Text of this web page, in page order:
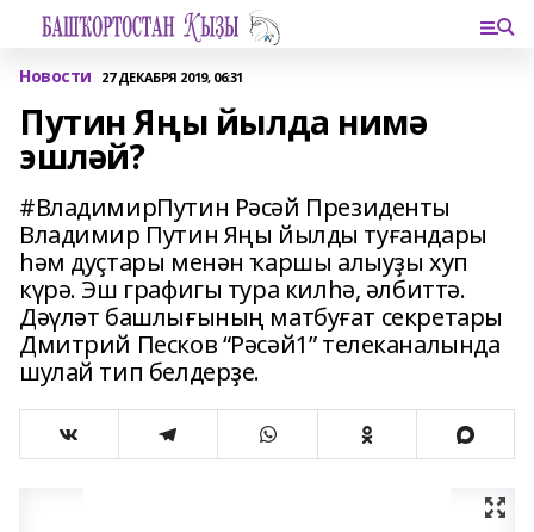
Новости 27 ДЕКАБРЯ 2019, 06:31
Путин Яңы йылда нимә
эшләй?
#ВладимирПутин Рәсәй Президенты
Владимир Путин Яңы йылды туғандары
һәм дуҫтары менән ҡаршы алыуҙы хуп
күрә. Эш графигы тура килһә, әлбиттә.
Дәүләт башлығының матбуғат секретары
Дмитрий Песков “Рәсәй1” телеканалында
шулай тип белдерҙе.